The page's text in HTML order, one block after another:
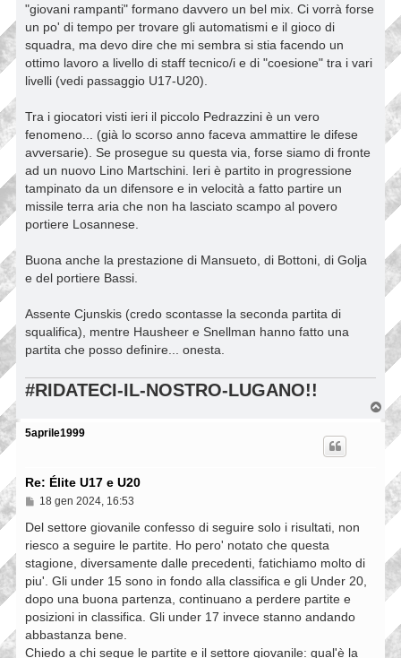
"giovani rampanti" formano davvero un bel mix. Ci vorrà forse
un po' di tempo per trovare gli automatismi e il gioco di
squadra, ma devo dire che mi sembra si stia facendo un
ottimo lavoro a livello di staff tecnico/i e di "coesione" tra i vari
livelli (vedi passaggio U17-U20).
Tra i giocatori visti ieri il piccolo Pedrazzini è un vero
fenomeno... (già lo scorso anno faceva ammattire le difese
avversarie). Se prosegue su questa via, forse siamo di fronte
ad un nuovo Lino Martschini. Ieri è partito in progressione
tampinato da un difensore e in velocità a fatto partire un
missile terra aria che non ha lasciato scampo al povero
portiere Losannese.
Buona anche la prestazione di Mansueto, di Bottoni, di Golja
e del portiere Bassi.
Assente Cjunskis (credo scontasse la seconda partita di
squalifica), mentre Hausheer e Snellman hanno fatto una
partita che posso definire... onesta.
#RIDATECI-IL-NOSTRO-LUGANO!!
T
o
5aprile1999
Re: Élite U17 e U20
M
s
a
g
i
o
18 gen 2024, 16:53
Del settore giovanile confesso di seguire solo i risultati, non
riesco a seguire le partite. Ho pero' notato che questa
stagione, diversamente dalle precedenti, fatichiamo molto di
piu'. Gli under 15 sono in fondo alla classifica e gli Under 20,
dopo una buona partenza, continuano a perdere partite e
posizioni in classifica. Gli under 17 invece stanno andando
abbastanza bene.
Chiedo a chi segue le partite e il settore giovanile: qual'è la